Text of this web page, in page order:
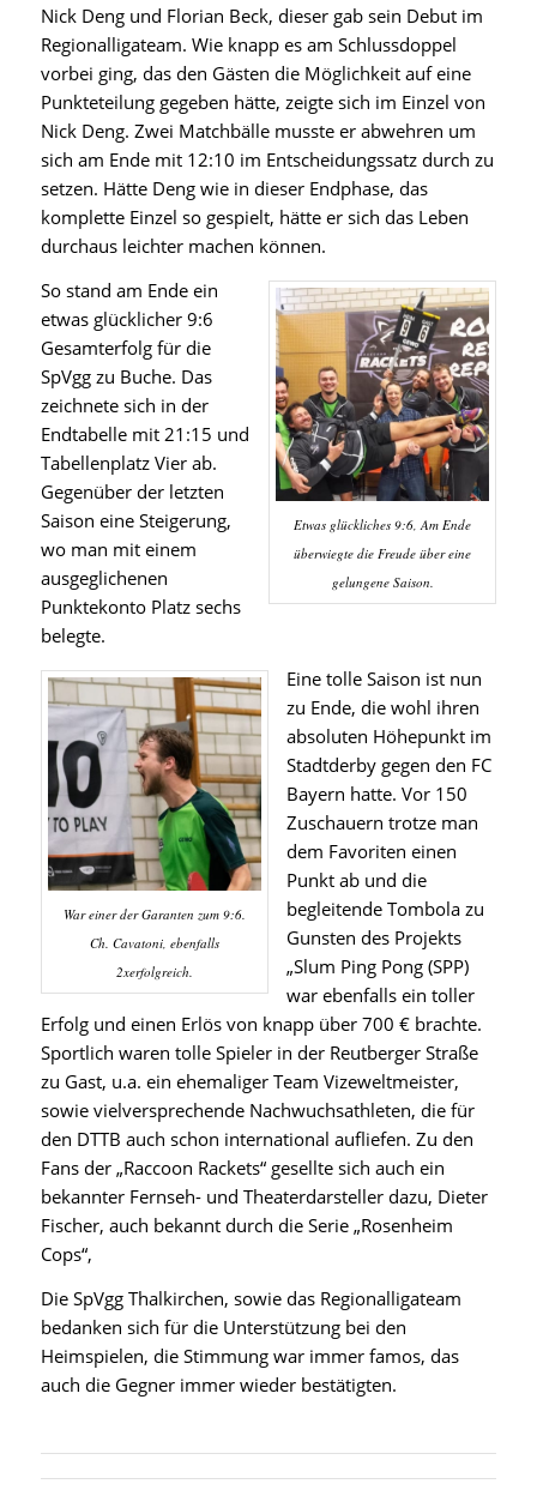
Nick Deng und Florian Beck, dieser gab sein Debut im
Regionalligateam. Wie knapp es am Schlussdoppel
vorbei ging, das den Gästen die Möglichkeit auf eine
Punkteteilung gegeben hätte, zeigte sich im Einzel von
Nick Deng. Zwei Matchbälle musste er abwehren um
sich am Ende mit 12:10 im Entscheidungssatz durch zu
setzen. Hätte Deng wie in dieser Endphase, das
komplette Einzel so gespielt, hätte er sich das Leben
durchaus leichter machen können.
Etwas glückliches 9:6, Am Ende
überwiegte die Freude über eine
gelungene Saison.
So stand am Ende ein
etwas glücklicher 9:6
Gesamterfolg für die
SpVgg zu Buche. Das
zeichnete sich in der
Endtabelle mit 21:15 und
Tabellenplatz Vier ab.
Gegenüber der letzten
Saison eine Steigerung,
wo man mit einem
ausgeglichenen
Punktekonto Platz sechs
belegte.
War einer der Garanten zum 9:6.
Ch. Cavatoni, ebenfalls
2xerfolgreich.
Eine tolle Saison ist nun
zu Ende, die wohl ihren
absoluten Höhepunkt im
Stadtderby gegen den FC
Bayern hatte. Vor 150
Zuschauern trotze man
dem Favoriten einen
Punkt ab und die
begleitende Tombola zu
Gunsten des Projekts
„Slum Ping Pong (SPP)
war ebenfalls ein toller
Erfolg und einen Erlös von knapp über 700 € brachte.
Sportlich waren tolle Spieler in der Reutberger Straße
zu Gast, u.a. ein ehemaliger Team Vizeweltmeister,
sowie vielversprechende Nachwuchsathleten, die für
den DTTB auch schon international aufliefen. Zu den
Fans der „Raccoon Rackets“ gesellte sich auch ein
bekannter Fernseh- und Theaterdarsteller dazu, Dieter
Fischer, auch bekannt durch die Serie „Rosenheim
Cops“,
Die SpVgg Thalkirchen, sowie das Regionalligateam
bedanken sich für die Unterstützung bei den
Heimspielen, die Stimmung war immer famos, das
auch die Gegner immer wieder bestätigten.